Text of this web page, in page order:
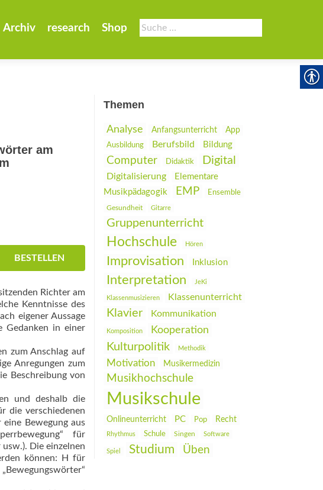
Suche
nach:
Archiv research Shop
am
BESTELLEN
Richter am
Kenntnisse des
eigener Aussage
Gedanken in einer
zum Anschlag auf
Anregungen zum
Beschreibung von
und deshalb die
die verschie­denen
Bewegung aus
für
Die einzelnen
können: H für
Themen
Analyse Anfangsunterricht
App
Ausbildung
Berufsbild Bildung
Computer Didaktik Digital
Digitalisierung
Elementare
Musikpädagogik
EMP Ensemble
Gesundheit Gitarre
Gruppenunterricht
Hochschule Hören
Improvisation Inklusion
Interpretation JeKi
Klassenmusizieren Klassenunterricht
Klavier Kommunikation
Komposition Kooperation
Kulturpolitik Methodik
Motivation Musikermedizin
Musikhochschule
Musikschule
Onlineunterricht PC Pop Recht
Rhythmus Schule Singen Software
Spiel Studium Üben